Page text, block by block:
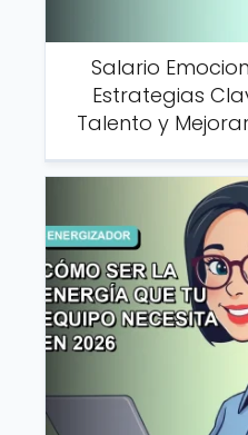
Salario
Estrategias
Talento y